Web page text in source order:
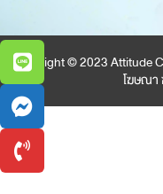
Copyright © 2023 Attitude
โฆษณา